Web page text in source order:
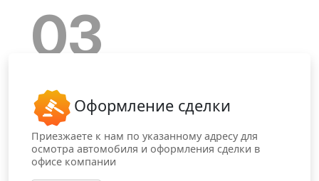
03
Оформление сделки
Приезжаете к нам по указанному адресу для
осмотра автомобиля и оформления сделки в
офисе компании